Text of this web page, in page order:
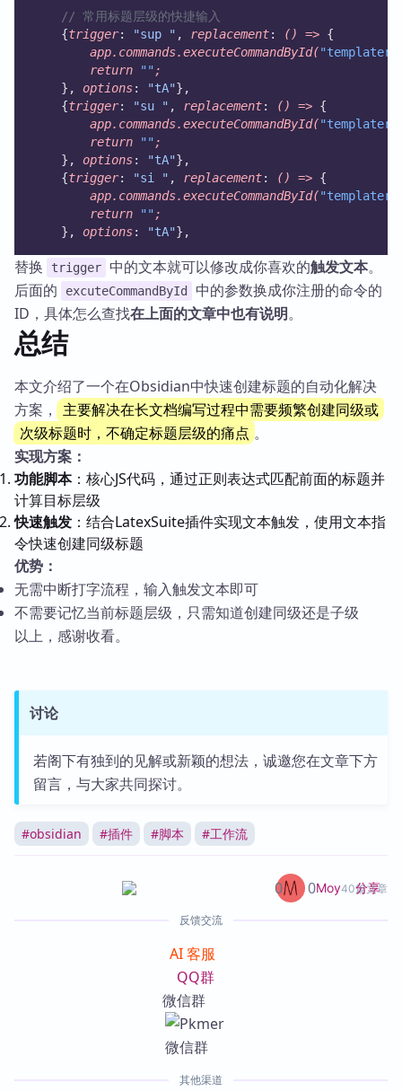
// 常用标题层级的快捷输入
    {
trigger: "sup " , replacement: () => {
app.commands.executeCommandById("templater-
return
"" ;
    },
options: "tA"},
    {
trigger: "su " , replacement: () => {
app.commands.executeCommandById("templater-
return
"" ;
    },
options: "tA"},
    {
trigger: "si " , replacement: () => {
app.commands.executeCommandById("templater-
return
"" ;
    },
options: "tA"},
替换 trigger 中的文本就可以修改成你喜欢的触发文本。
后面的
excuteCommandById
中的参数换成你注册的命令的
ID，具体怎么查找在上面的文章中也有说明。
总结
本文介绍了一个在Obsidian中快速创建标题的自动化解决
方案， 主要解决在长文档编写过程中需要频繁创建同级或
次级标题时，不确定标题层级的痛点 。
实现方案：
功能脚本：核心JS代码，通过正则表达式匹配前面的标题并
计算目标层级
快速触发 ：结合LatexSuite插件实现文本触发，使用文本指
令快速创建同级标题
优势：
无需中断打字流程，输入触发文本即可
不需要记忆当前标题层级，只需知道创建同级还是子级
以上，感谢收看。
讨论
若阁下有独到的见解或新颖的想法，诚邀您在文章下方
留言，与大家共同探讨。
#obsidian #插件 #脚本 #工作流
Moy40篇文章
0 0 分享
反馈交流
AI 客服
QQ群
微信群
其他渠道